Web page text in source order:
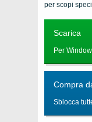
per scopi
Scarica
Per
Compra
Sblocca